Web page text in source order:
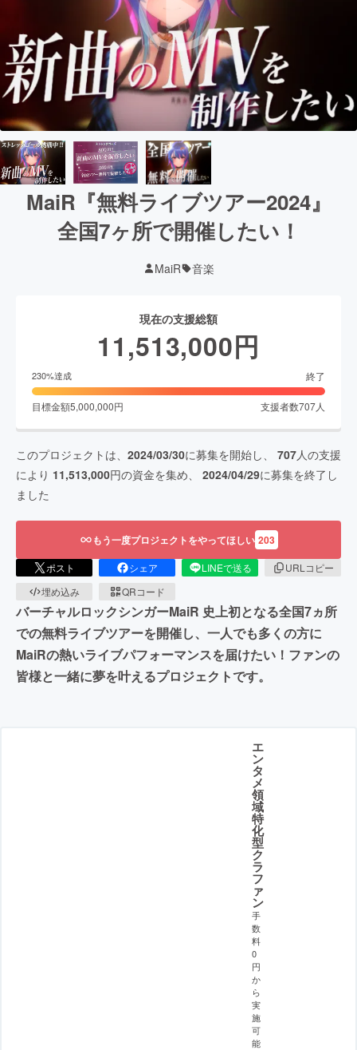
MaiR『無料ライブツアー2024』
全国7ヶ所で開催したい！
MaiR 音楽
現在の支援総額
11,513,000円
230%達成 終了
目標金額5,000,000円 支援者数707人
このプロジェクトは、 2024/03/30に募集を開始し、 707人の支援
により 11,513,000円の資金を集め、 2024/04/29に募集を終了し
ました
もう一度プロジェクトをやってほしい 203
ポスト シェア LINEで送る
URLコピー
埋め込み
QRコード
バーチャルロックシンガーMaiR 史上初となる全国7ヵ所
での無料ライブツアーを開催し、一人でも多くの方に
MaiRの熱いライブパフォーマンスを届けたい！ファンの
皆様と一緒に夢を叶えるプロジェクトです。
エ
ン
タ
メ
領
域
特
化
型
ク
ラ
フ
ァ
ン
手
数
料
0
円
か
ら
実
施
可
能